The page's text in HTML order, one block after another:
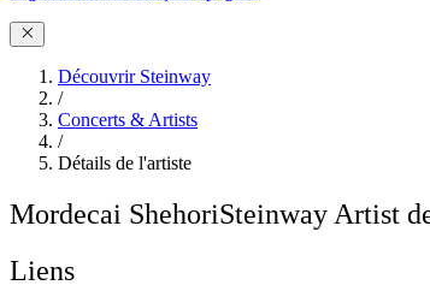
Découvrir Steinway
/
Concerts & Artists
/
Détails de l'artiste
Mordecai ShehoriSteinway Artist
Liens